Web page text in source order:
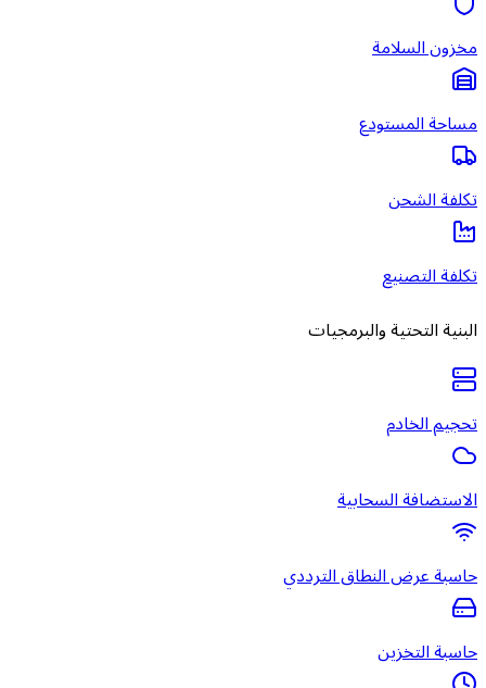
مخزون السلامة
مساحة المستودع
تكلفة الشحن
تكلفة التصنيع
البنية التحتية والبرمجيات
تحجيم الخادم
الاستضافة السحابية
حاسبة عرض النطاق الترددي
حاسبة التخزين